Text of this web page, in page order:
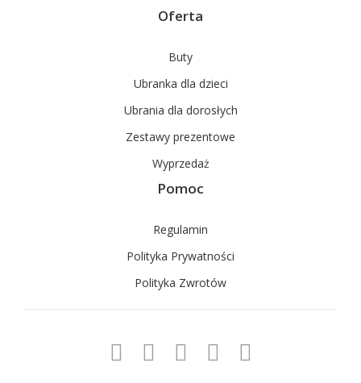
Oferta
Buty
Ubranka dla dzieci
Ubrania dla dorosłych
Zestawy prezentowe
Wyprzedaż
Pomoc
Regulamin
Polityka Prywatności
Polityka Zwrotów